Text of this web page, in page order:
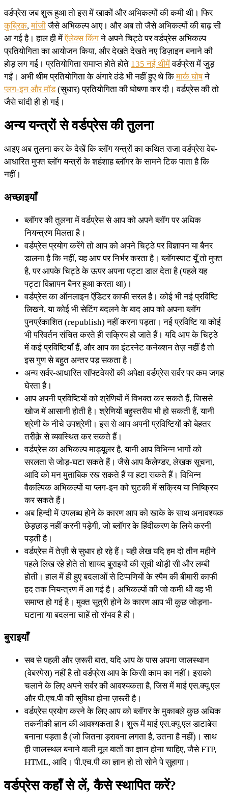
वर्डप्रेस जब शुरू हुआ तो इस में खाकों और अभिकल्पों की कमी थी। फिर
कुब्रिक,मांजीजैसे अभिकल्प आए। और अब तो जैसे अभिकल्पों की बाढ़ सी
आ गई है। हाल ही मेंऍलेक्स किंगने अपने चिट्ठे पर वर्डप्रेस अभिकल्प
प्रतियोगिता का आयोजन किया, और देखते देखते नए डिज़ाइन बनाने की
होड़ लग गई। प्रतियोगिता समाप्‍त होते होते 135 नई थीमेंवर्डप्रेस में जुड़
गईं। अभी थीम प्रतियोगिता के अंगारे ठंडे भी नहीं हुए थे किमार्क घोषने
प्लग-इन और मॉड(सुधार) प्रतियोगिता की घोषणा कर दी। वर्डप्रेस की तो
जैसे चांदी ही हो गई।
अन्य यन्त्रों से वर्डप्रेस की तुलना
आइए अब तुलना कर के देखें कि ब्लॉग यन्त्रों का कथित राजा वर्डप्रेस वेब-
आधारित मुफ्त ब्लॉग यन्त्रों के शहंशाह ब्लॉगर के सामने टिक पाता है कि
नहीं।
अच्छाइयाँ
ब्लॉगर की तुलना में वर्डप्रेस से आप को अपने ब्लॉग पर अधिक
नियन्त्रण मिलता है।
वर्डप्रेस प्रयोग करेंगे तो आप को अपने चिट्ठे पर विज्ञापन या बैनर
डालना है कि नहीं, यह आप पर निर्भर करता है। ब्लॉगस्पाट यूँ तो मुफ्त
है, पर आपके चिट्ठे के ऊपर अपना पट्टा डाल देता है (पहले यह
पट्टा विज्ञापन बैनर हुआ करता था)।
वर्डप्रेस का ऑनलाइन ऍडिटर काफी सरल है। कोई भी नई प्रविष्टि
लिखने, या कोई भी सेटिंग बदलने के बाद आप को अपना ब्लॉग
पुनर्प्रकाशित (republish) नहीं करना पड़ता। नई प्रविष्टि या कोई
भी परिवर्तन संचित करते ही सक्रिय हो जाते हैं। यदि आप के चिट्ठे
में कई प्रविष्टियाँ हैं, और आप का इंटरनेट कनेक्शन तेज़ नहीं है तो
इस गुण से बहुत अन्तर पड़ सकता है।
अन्य सर्वर-आधारित सॉफ्टवेयरों की अपेक्षा वर्डप्रेस सर्वर पर कम जगह
घेरता है।
आप अपनी प्रविष्टियों को श्रेणियों में विभक्त कर सकते हैं, जिससे
खोज में आसानी होती है। श्रेणियों बहुस्तरीय भी हो सकती हैं, यानी
श्रेणी के नीचे उपश्रेणी। इस से आप अपनी प्रविष्टियों को बेहतर
तरीक़े से व्यवस्थित कर सकते हैं।
वर्डप्रेस का अभिकल्प माड्यूलर है, यानी आप विभिन्न भागों को
सरलता से जोड़-घटा सकते हैं। जैसे आप कैलेण्डर, लेखक सूचना,
आदि को मन मुताबिक रख सकते हैं या हटा सकते हैं। विभिन्न
वैकल्पिक अभिकल्पों या प्लग-इन को चुटकी में सक्रिय या निष्क्रिय
कर सकते हैं।
अब हिन्दी में उपलब्ध होने के कारण आप को खाके के साथ अनावश्यक
छेड़छाड़ नहीं करनी पड़ेगी, जो ब्लॉगर के हिंदीकरण के लिये करनी
पड़ती है।
वर्डप्रेस में तेज़ी से सुधार हो रहे हैं। यही लेख यदि हम दो तीन महीने
पहले लिख रहे होते तो शायद बुराइयों की सूची थोड़ी सी और लम्बी
होती। हाल में ही हुए बदलाओं से टिप्पणियों के स्पैम की बीमारी काफी
हद तक नियन्त्रण में आ गई है। अभिकल्पों की जो कमी थी वह भी
समाप्त हो गई है। मुक्त सूत्री होने के कारण आप भी कुछ जोड़ना-
घटाना या बदलना चाहें तो संभव है ही।
बुराइयाँ
सब से पहली और ज़रूरी बात, यदि आप के पास अपना जालस्थान
(वेबस्पेस) नहीं है तो वर्डप्रेस आप के किसी काम का नहीं। इसको
चलाने के लिए अपने सर्वर की आवश्यकता है, जिस में माई एस.क्यू.एल
और पी.एच.पी की सुविधा होना ज़रूरी है।
वर्डप्रेस प्रयोग करने के लिए आप को ब्लॉगर के मुकाबले कुछ अधिक
तकनीकी ज्ञान की आवश्यकता है। शुरू में माई एस.क्यू.एल डाटाबेस
बनाना पड़ता है (जो जितना ड़रावना लगता है, उतना है नहीं)। साथ
ही जालस्थल बनाने वाली मूल बातों का ज्ञान होना चाहिए, जैसे FTP,
HTML, आदि। पी.एच.पी का ज्ञान हो तो सोने पे सुहागा।
वर्डप्रेस कहाँ से लें, कैसे स्थापित करें?